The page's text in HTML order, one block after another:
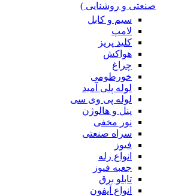
صنعتی و روشنایی )
سیم و کابل
لامپ
کلید پریز
هواکش
چراغ
خورطومی
لوله پلی آمید
لوله پی وی سی
پنل و هالوژن
نور مخفی
سراه صنعتی
فیوز
انواع رله
جعبه فیوز
تابلو برق
انواع آیفون